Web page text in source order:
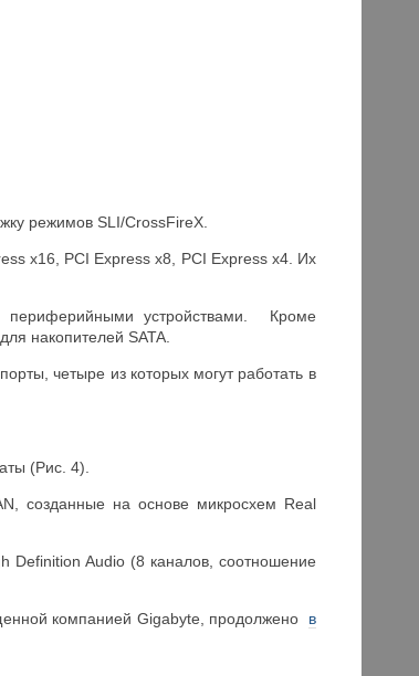
режимов SLI/CrossFireX.
x16, PCI Express x8, PCI Express x4. Их
периферийными устройствами. Кроме
накопителей SATA.
четыре из которых могут работать в
(Рис. 4).
созданные на основе микросхем Real
Definition Audio (8 каналов, соотношение
компанией Gigabyte, продолжено в